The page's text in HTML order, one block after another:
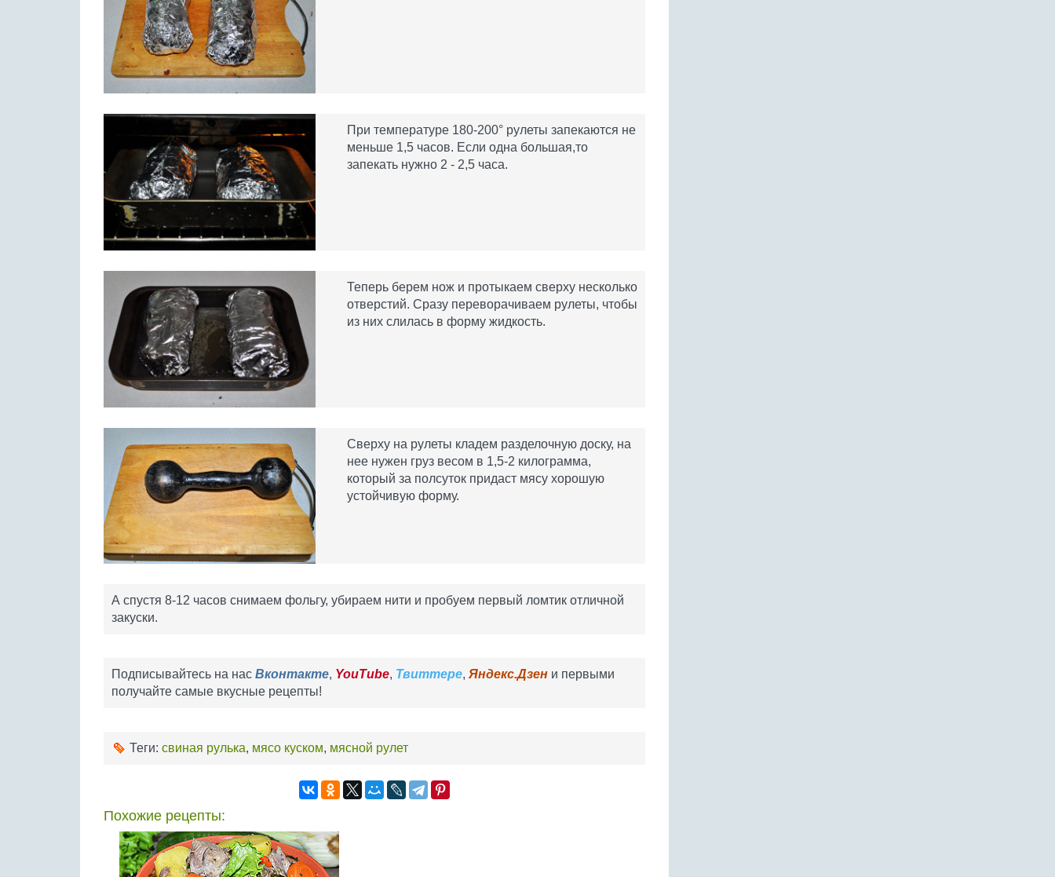
При температуре 180-200° рулеты запекаются не
меньше 1,5 часов. Если одна большая,то
запекать нужно 2 - 2,5 часа.
Теперь берем нож и протыкаем сверху несколько
отверстий. Сразу переворачиваем рулеты, чтобы
из них слилась в форму жидкость.
Сверху на рулеты кладем разделочную доску, на
нее нужен груз весом в 1,5-2 килограмма,
который за полсуток придаст мясу хорошую
устойчивую форму.
А спустя 8-12 часов снимаем фольгу, убираем нити и пробуем первый ломтик отличной
закуски.
Подписывайтесь на нас Вконтакте, YouTube, Твиттере, Яндекс.Дзен и первыми
получайте самые вкусные рецепты!
Теги: свиная рулька, мясо куском, мясной рулет
Похожие рецепты: